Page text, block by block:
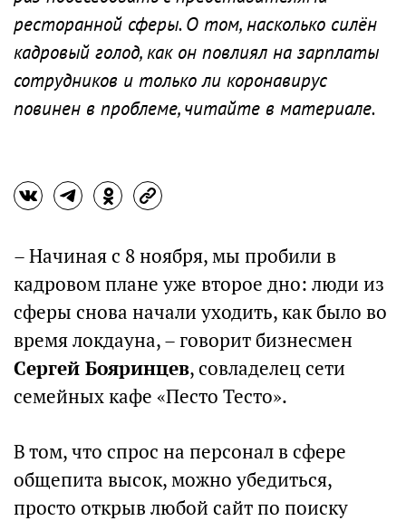
ресторанной сферы. О том, насколько силён
кадровый голод, как он повлиял на зарплаты
сотрудников и только ли коронавирус
повинен в проблеме, читайте в материале.
– Начиная с 8 ноября, мы пробили в
кадровом плане уже второе дно: люди из
сферы снова начали уходить, как было во
время локдауна, – говорит бизнесмен
Сергей Бояринцев, совладелец сети
семейных кафе «Песто Тесто».
В том, что спрос на персонал в сфере
общепита высок, можно убедиться,
просто открыв любой сайт по поиску